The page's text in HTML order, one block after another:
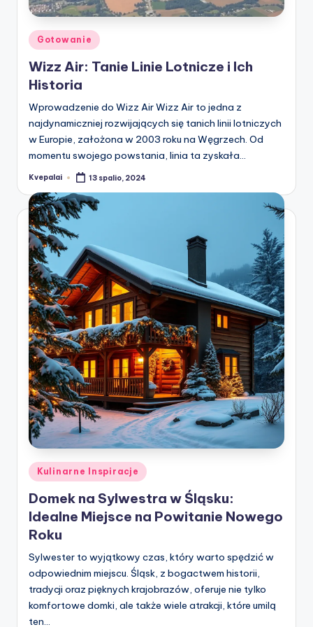
Posted
in
Gotowanie
Wizz Air: Tanie Linie Lotnicze i Ich
Historia
Wprowadzenie do Wizz Air Wizz Air to jedna z
najdynamiczniej rozwijających się tanich linii lotniczych
w Europie, założona w 2003 roku na Węgrzech. Od
momentu swojego powstania, linia ta zyskała…
Posted
Kvepalai 13 spalio, 2024
Posted
Kulinarne Inspiracje
Domek na Sylwestra w Śląsku:
Idealne Miejsce na Powitanie Nowego
Roku
Sylwester to wyjątkowy czas, który warto spędzić w
odpowiednim miejscu. Śląsk, z bogactwem historii,
tradycji oraz pięknych krajobrazów, oferuje nie tylko
komfortowe domki, ale także wiele atrakcji, które umilą
ten…